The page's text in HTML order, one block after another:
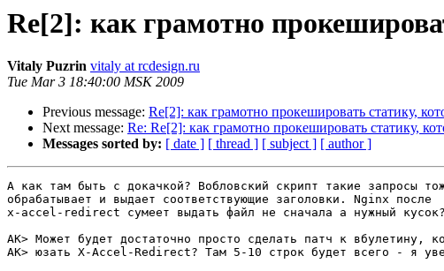
Re[2]: как грамотно
Vitaly Puzrin vitaly at rcdesign.ru
Tue Mar 3 18:40:00 MSK 2009
Previous message: Re[2]: как грамотно прокешировать статику,
Next message: Re: Re[2]: как грамотно прокешировать статику,
Messages sorted by: [ date ] [ thread ] [ subject ] [ author ]
А как там быть с докачкой? Вобловский скрипт такие запросы
обрабатывает и выдает соответствующие заголовки. Nginx после
x-accel-redirect сумеет выдать файл не сначала а нужный кусок?
AK> Может будет достаточно просто сделать патч к вбулетину,
AK> юзать X-Accel-Redirect? Там 5-10 строк будет всего - я